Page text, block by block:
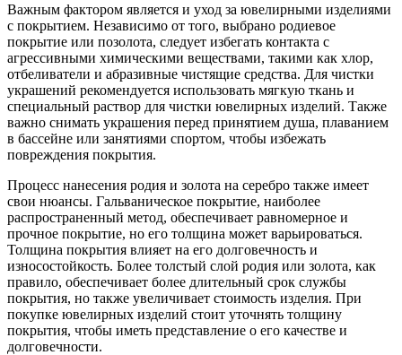
Важным фактором является и уход за ювелирными изделиями
с покрытием. Независимо от того, выбрано родиевое
покрытие или позолота, следует избегать контакта с
агрессивными химическими веществами, такими как хлор,
отбеливатели и абразивные чистящие средства. Для чистки
украшений рекомендуется использовать мягкую ткань и
специальный раствор для чистки ювелирных изделий. Также
важно снимать украшения перед принятием душа, плаванием
в бассейне или занятиями спортом, чтобы избежать
повреждения покрытия.
Процесс нанесения родия и золота на серебро также имеет
свои нюансы. Гальваническое покрытие, наиболее
распространенный метод, обеспечивает равномерное и
прочное покрытие, но его толщина может варьироваться.
Толщина покрытия влияет на его долговечность и
износостойкость. Более толстый слой родия или золота, как
правило, обеспечивает более длительный срок службы
покрытия, но также увеличивает стоимость изделия. При
покупке ювелирных изделий стоит уточнять толщину
покрытия, чтобы иметь представление о его качестве и
долговечности.